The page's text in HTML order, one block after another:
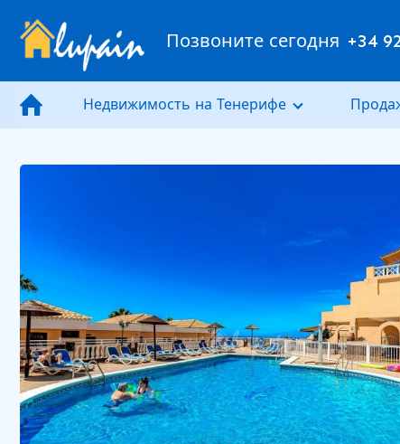
Позвоните сегодня +34
Недвижимость на Тенерифе